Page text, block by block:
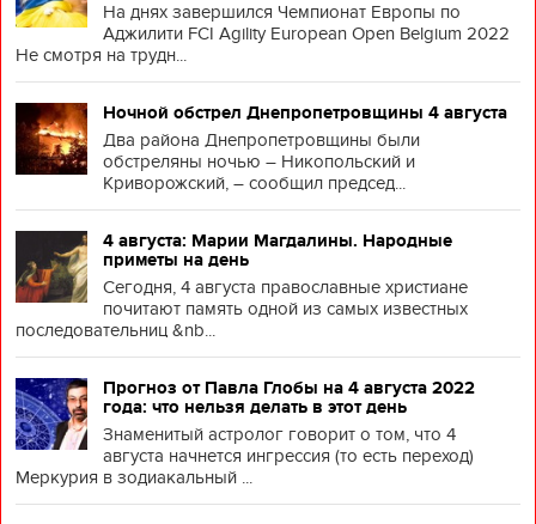
На днях завершился Чемпионат Европы по
Аджилити FCI Agility European Open Belgium 2022
Не смотря на трудн...
Ночной обстрел Днепропетровщины 4 августа
Два района Днепропетровщины были
обстреляны ночью – Никопольский и
Криворожский, – сообщил председ...
4 августа: Марии Магдалины. Народные
приметы на день
Сегодня, 4 августа православные христиане
почитают память одной из самых известных
последовательниц &nb...
Прогноз от Павла Глобы на 4 августа 2022
года: что нельзя делать в этот день
Знаменитый астролог говорит о том, что 4
августа начнется ингрессия (то есть переход)
Меркурия в зодиакальный ...